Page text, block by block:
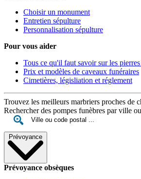
Choisir un monument
Entretien sépulture
Personnalisation sépulture
Pour vous aider
Tous ce qu'il faut savoir sur les
Prix et modèles de caveaux funéraires
Cimetières, législiation et réglement
Trouvez les meilleurs marbriers proches de
Rechercher des pompes funèbres par ville
Prévoyance
Prévoyance obsèques